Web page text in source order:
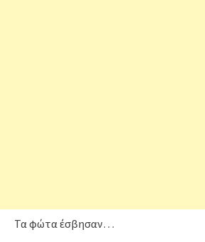
Τα φώτα έσβησαν…